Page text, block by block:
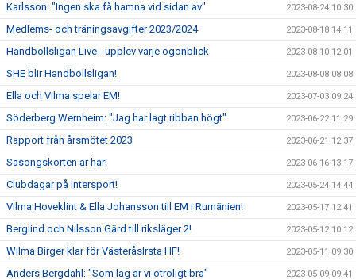
Karlsson: "Ingen ska få hamna vid sidan av" 2023-08-24 10:30
Medlems- och träningsavgifter 2023/2024 2023-08-18 14:11
Handbollsligan Live - upplev varje ögonblick 2023-08-10 12:01
SHE blir Handbollsligan! 2023-08-08 08:08
Ella och Vilma spelar EM! 2023-07-03 09:24
Söderberg Wernheim: "Jag har lagt ribban högt" 2023-06-22 11:29
Rapport från årsmötet 2023 2023-06-21 12:37
Säsongskorten är här! 2023-06-16 13:17
Clubdagar på Intersport! 2023-05-24 14:44
Vilma Hoveklint & Ella Johansson till EM i Rumänien! 2023-05-17 12:41
Berglind och Nilsson Gärd till riksläger 2! 2023-05-12 10:12
Wilma Birger klar för VästeråsIrsta HF! 2023-05-11 09:30
Anders Bergdahl: "Som lag är vi otroligt bra" 2023-05-09 09:41